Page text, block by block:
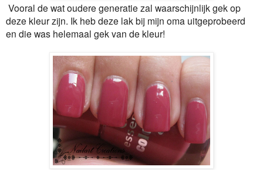
Vooral de wat oudere generatie zal waarschijnlijk gek op
deze kleur zijn. Ik heb deze lak bij mijn oma uitgeprobeerd
en die was helemaal gek van de kleur!